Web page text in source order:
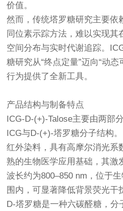
价值。
然而，传统塔罗糖研究主要依
同位素示踪方法，难以实现其
空间分布与实时代谢追踪。
糖研究从“终点定量”迈向“动
行为提供了全新工具。
产品结构与制备特点
ICG-D-(+)-Talose主要由两部
ICG与D-(+)-塔罗糖分子结构
红外染料，具有高摩尔消光系
熟的生物医学应用基础，其激
波长约为800–850 nm，位于
围内，可显著降低背景荧光干
D-塔罗糖是一种六碳醛糖，分